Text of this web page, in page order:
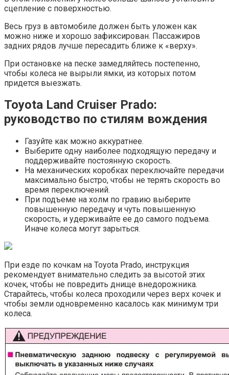
сцепление с поверхностью.
Весь груз в автомобиле должен быть уложен как
можно ниже и хорошо зафиксирован. Пассажиров
задних рядов лучше пересадить ближе к «верху».
При остановке на песке замедляйтесь постепенно,
чтобы колеса не вырыли ямки, из которых потом
придется выезжать.
Toyota Land Cruiser Prado:
руководство по стилям вождения
Газуйте как можно аккуратнее.
Выберите одну наиболее подходящую передачу и
поддерживайте постоянную скорость.
На механических коробках переключайте передачи
максимально быстро, чтобы не терять скорость во
время переключений.
При подъеме на холм по гравию выберите
повышенную передачу и чуть повышенную
скорость, и удерживайте ее до самого подъема.
Иначе колеса могут зарыться.
При езде по кочкам на Toyota Prado, инструкция
рекомендует внимательно следить за высотой этих
кочек, чтобы не повредить днище внедорожника.
Старайтесь, чтобы колеса проходили через верх кочек и
чтобы земли одновременно касалось как минимум три
колеса.